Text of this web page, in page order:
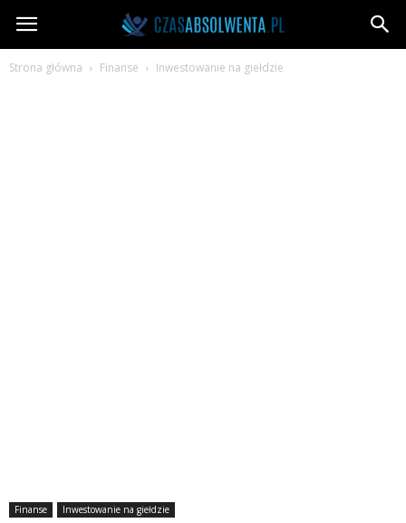
CzasAbsolwenta.pl
Strona główna Finanse Inwestowanie na giełdzie
Finanse Inwestowanie na giełdzie